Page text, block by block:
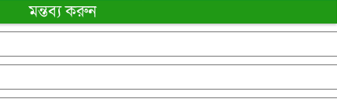
মন্তব্য করুন